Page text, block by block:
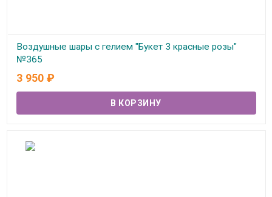
Воздушные шары с гелием "Букет 3 красные розы"
№365
В наличии
3 950 ₽